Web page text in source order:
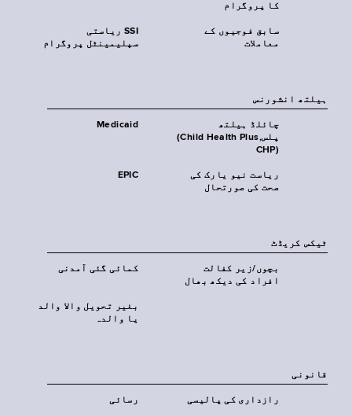
کا پروگرام
SSI ریاستی
سپلیمینٹل پروگرام
سابق فوجیوں کے
معاملات
‏ہیلتھ انشورنس
Medicaid
چائلڈ ہیلتھ
پلس‎(Child Health Plus,
CHP)‎
EPIC
ریاست نیو یارک کی
صحت کی صورتحال
ٹیکس کریڈٹ
کمائی گئی آمدنی
بچوں/زیر کفالت
افراد کی دیکھ بھال
بغیر تحویل والا والد
یا والدہ
قانونی
رسائی رازداری کی پالیسی